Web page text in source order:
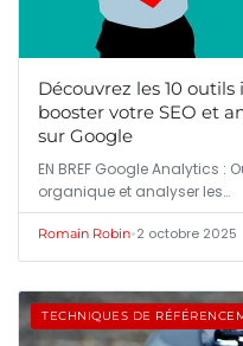
Découvrez les 10
booster votre SEO et
sur Google
EN BREF Google Analytics :
organique et analyser les…
Romain Robin•2 octobre 2025
TECHNIQUES DE